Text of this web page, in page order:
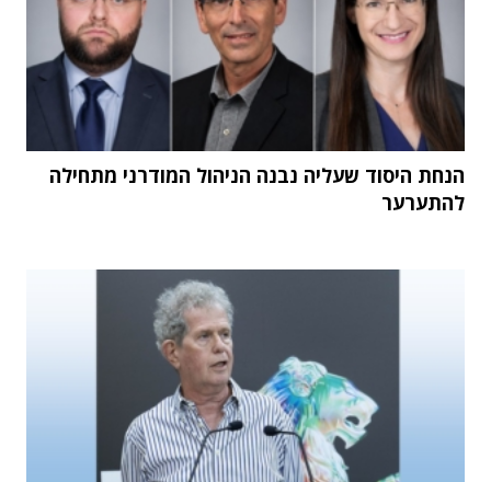
הנחת היסוד שעליה נבנה הניהול המודרני מתחילה
להתערער